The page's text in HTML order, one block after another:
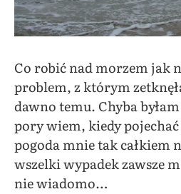
Co robić nad morzem jak
problem, z którym
dawno temu. Chyba
pory wiem, kiedy
pogoda mnie tak całkiem
wszelki wypadek zawsze
nie wiadomo…